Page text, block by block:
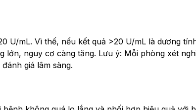
U/mL. Vì thế, nếu kết quả >20 U/mL là dương
lớn, nguy cơ càng tăng. Lưu ý: Mỗi phòng xét
giá lâm sàng.